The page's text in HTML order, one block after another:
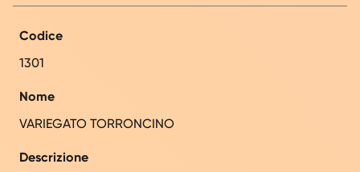
Codice
1301
Nome
VARIEGATO TORRONCINO
Descrizione